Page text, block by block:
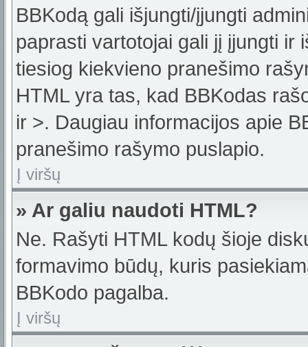
BBKodą gali išjungti/įjungti
paprasti vartotojai gali jį įjungti
tiesiog kiekvieno pranešimo
HTML yra tas, kad BBKodas
ir >. Daugiau informacijos apie
pranešimo rašymo puslapio.
Į viršų
» Ar galiu naudoti HTML?
Ne. Rašyti HTML kodų šioje
formavimo būdų, kuris
BBKodo pagalba.
Į viršų